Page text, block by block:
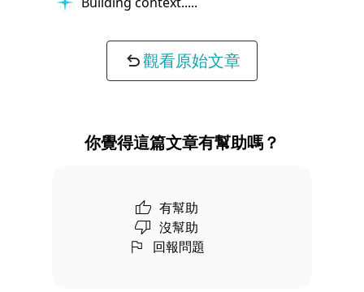
觀看原始文章
你覺得這篇文章有幫助嗎？
有幫助
沒幫助
回報問題